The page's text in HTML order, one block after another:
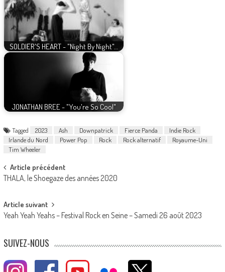
SOLDIER'S HEART - "Night By Night"…
JONATHAN BREE - "You're So Cool"
Tagged 2023 Ash Downpatrick Fierce Panda
Indie Rock
Irlande du Nord
Power Pop Rock Rock alternatif
Royaume-Uni
Tim Wheeler
Post
navigation
Article précédent
THALA, le Shoegaze des années 2020
Article suivant
Yeah Yeah Yeahs – Festival Rock en Seine – Samedi 26 août 2023
SUIVEZ-NOUS